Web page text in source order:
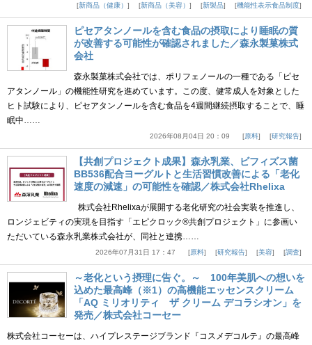
新商品（健康）
新商品（美容） 新製品 機能性表示食品制度
ピセアタンノールを含む食品の摂取により睡眠の質
が改善する可能性が確認されました／森永製菓株式
会社
森永製菓株式会社では、ポリフェノールの一種である「ピセ
アタンノール」の機能性研究を進めています。この度、健常成人を対象とした
ヒト試験により、ピセアタンノールを含む食品を4週間継続摂取することで、睡
眠中……
2026年08月04日 20：09 原料 研究報告
【共創プロジェクト成果】森永乳業、ビフィズス菌
BB536配合ヨーグルトと生活習慣改善による「老化
速度の減速」の可能性を確認／株式会社Rhelixa
株式会社Rhelixaが展開する老化研究の社会実装を推進し、
ロンジェビティの実現を目指す「エピクロック®共創プロジェクト」に参画い
ただいている森永乳業株式会社が、同社と連携……
2026年07月31日 17：47 原料 研究報告 美容 調査
～老化という摂理に告ぐ。～ 100年美肌への想いを
込めた最高峰（※1）の高機能エッセンスクリーム
「AQ ミリオリティ ザ クリーム デコラシオン」を
発売／株式会社コーセー
株式会社コーセーは、ハイプレステージブランド『コスメデコルテ』の最高峰